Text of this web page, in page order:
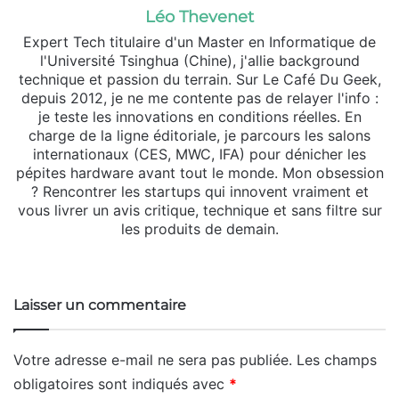
Léo Thevenet
Expert Tech titulaire d'un Master en Informatique de
l'Université Tsinghua (Chine), j'allie background
technique et passion du terrain. Sur Le Café Du Geek,
depuis 2012, je ne me contente pas de relayer l'info :
je teste les innovations en conditions réelles. En
charge de la ligne éditoriale, je parcours les salons
internationaux (CES, MWC, IFA) pour dénicher les
pépites hardware avant tout le monde. Mon obsession
? Rencontrer les startups qui innovent vraiment et
vous livrer un avis critique, technique et sans filtre sur
les produits de demain.
Laisser un commentaire
Votre adresse e-mail ne sera pas publiée. Les champs
obligatoires sont indiqués avec *